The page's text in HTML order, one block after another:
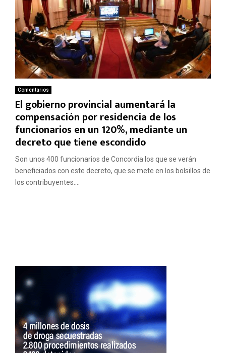
Comentarios
El gobierno provincial aumentará la
compensación por residencia de los
funcionarios en un 120%, mediante un
decreto que tiene escondido
Son unos 400 funcionarios de Concordia los que se verán
beneficiados con este decreto, que se mete en los bolsillos de
los contribuyentes....